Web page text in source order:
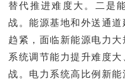
替代推进难度大。二是
战。能源基地和外送通
趋紧，面临新能源电力
系统调节能力提升难度
战。电力系统高比例新能